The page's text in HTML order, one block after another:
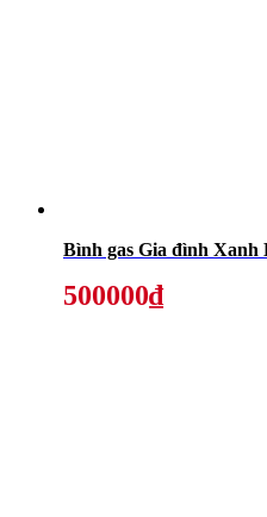
Bình gas Gia đình
500000₫